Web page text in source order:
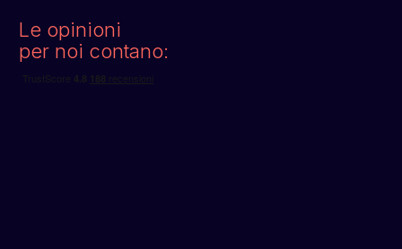
Le opinioni
per noi contano: